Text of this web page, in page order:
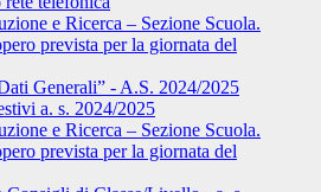
e Ricerca – Sezione Scuola.
prevista per la giornata del
Generali” - A.S. 2024/2025
a. s. 2024/2025
e Ricerca – Sezione Scuola.
prevista per la giornata del